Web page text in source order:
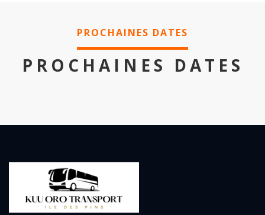
PROCHAINES DATES
PROCHAINES DATES